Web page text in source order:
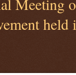
held